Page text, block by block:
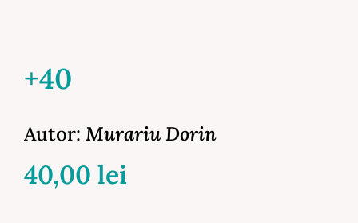
+40
Autor: Murariu Dorin
40,00 lei